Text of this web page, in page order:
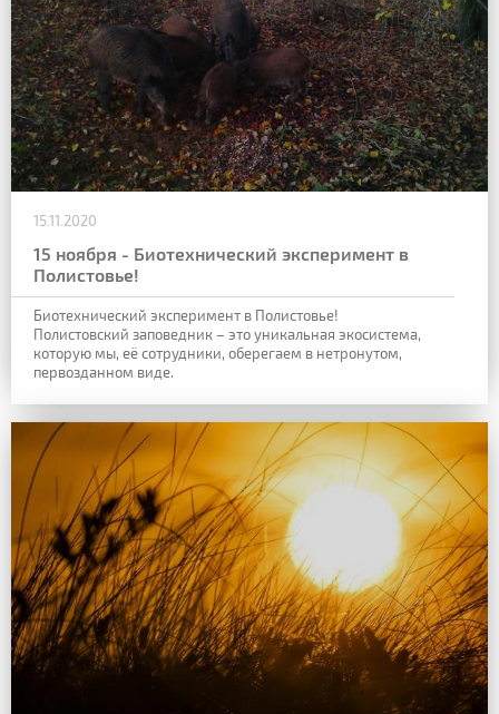
15.11.2020
15 ноября - Биотехнический эксперимент в
Полистовье!
Биотехнический эксперимент в Полистовье!
Полистовский заповедник – это уникальная экосистема,
которую мы, её сотрудники, оберегаем в нетронутом,
первозданном виде.